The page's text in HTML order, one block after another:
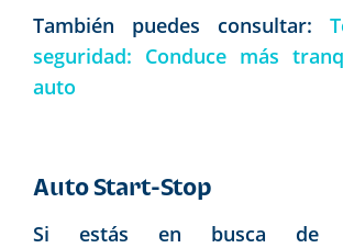
También puedes consultar:
seguridad: Conduce más
auto
Auto Start-Stop
Si estás en busca de